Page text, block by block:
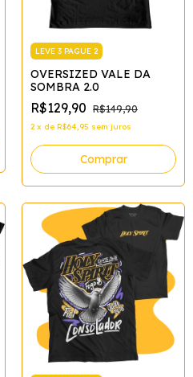
LEVE 3 PAGUE 2
OVERSIZED VALE DA
SOMBRA 2.0
R$129,90 R$149,90
2 x de R$64,95 sem juros
Comprar